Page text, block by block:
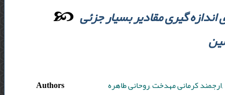
گیری مقادیر بسیار جزئی
Authors
کرمانی مهدخت ,روحانی طاهره